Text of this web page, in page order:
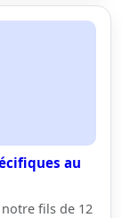
au
fils de 12